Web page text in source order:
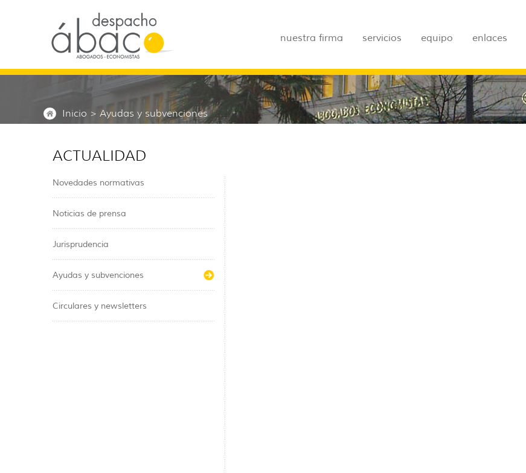
nuestra firma servicios equipo enlaces
Inicio > Ayudas y subvenciones
ACTUALIDAD
Novedades normativas
Noticias de prensa
Jurisprudencia
Ayudas y subvenciones
Circulares y newsletters